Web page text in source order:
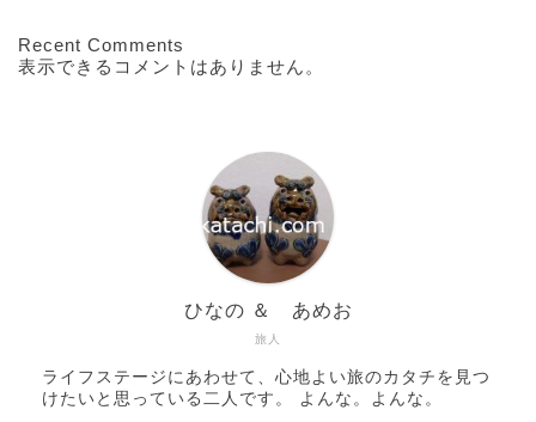
Recent Comments
表示できるコメントはありません。
旅人
ひなの ＆ あめお
ライフステージにあわせて、心地よい旅のカタチを見つ
けたいと思っている二人です。 よんな。よんな。